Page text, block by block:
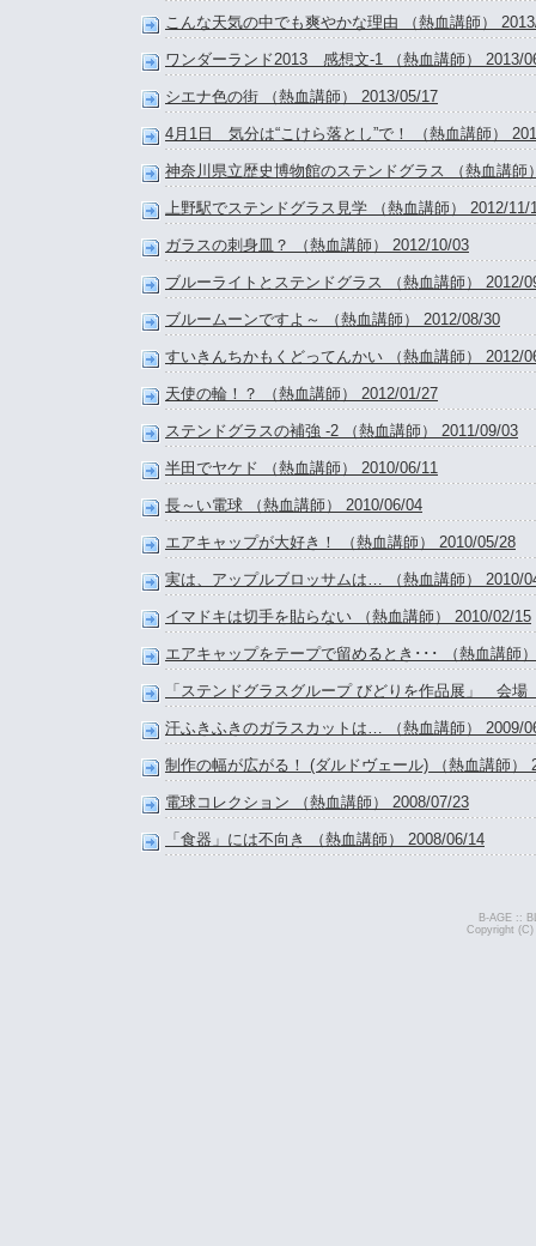
こんな天気の中でも爽やかな理由 （熱血講師）
ワンダーランド2013 感想文-1 （熱血講師） 2013/
シエナ色の街 （熱血講師） 2013/05/17
4月1日 気分は“こけら落とし”で！ （熱血講師）
神奈川県立歴史博物館のステンドグラス （熱血講師
上野駅でステンドグラス見学 （熱血講師） 2012/11/
ガラスの刺身皿？ （熱血講師） 2012/10/03
ブルーライトとステンドグラス （熱血講師） 2012/
ブルームーンですよ～ （熱血講師） 2012/08/30
すいきんちかもくどってんかい （熱血講師） 2012/
天使の輪！？ （熱血講師） 2012/01/27
ステンドグラスの補強 -2 （熱血講師） 2011/09/03
半田でヤケド （熱血講師） 2010/06/11
長～い電球 （熱血講師） 2010/06/04
エアキャップが大好き！ （熱血講師） 2010/05/28
実は、アップルブロッサムは… （熱血講師） 2010/
イマドキは切手を貼らない （熱血講師） 2010/02/15
エアキャップをテープで留めるとき･･･ （熱血講師
「ステンドグラスグループ びどりを作品展」 会場
汗ふきふきのガラスカットは… （熱血講師） 2009/
制作の幅が広がる！ (ダルドヴェール) （熱血講師）
電球コレクション （熱血講師） 2008/07/23
「食器」には不向き （熱血講師） 2008/06/14
B-AGE ::
Copyright